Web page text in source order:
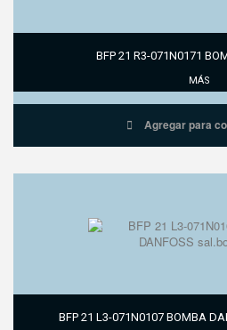
BFP 21 R3-071N0171
MÁS
Agregar para
BFP 21 L3-071N0107 BOMBA